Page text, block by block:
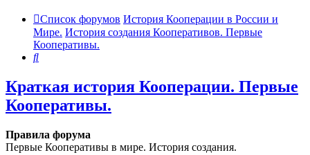
Список форумов История Кооперации в России и
Мире. История создания Кооперативов. Первые
Кооперативы.
Поиск
Краткая история Кооперации. Первые
Кооперативы.
Правила форума
Первые Кооперативы в мире. История создания.